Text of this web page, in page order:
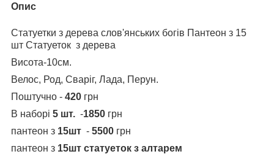
Опис
Статуетки з дерева слов'янських богів Пантеон з 15
шт Статуеток з дерева
Висота-10см.
Велос, Род, Сваріг, Лада, Перун.
Поштучно - 420 грн
В наборі 5 шт. -1850 грн
пантеон з 15шт - 5500 грн
пантеон з 15шт статуеток з алтарем